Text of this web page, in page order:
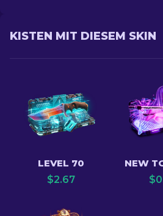
KISTEN MIT DIESEM SKIN
LEVEL 70
$2.67
NEW
$